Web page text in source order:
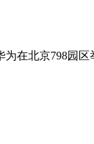
为在北京798园